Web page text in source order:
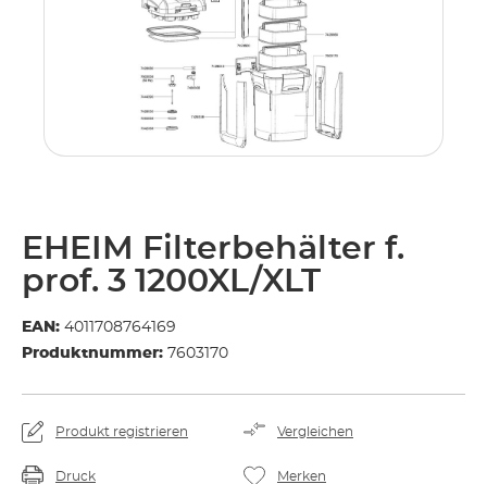
EHEIM Filterbehälter f.
prof. 3 1200XL/XLT
EAN: 4011708764169
Produktnummer: 7603170
Produkt registrieren Vergleichen
Druck Merken